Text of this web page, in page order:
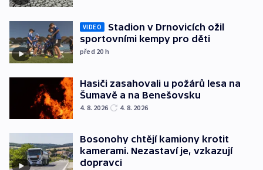
VIDEO
Stadion v Drnovicích ožil
sportovními kempy pro děti
před 20 h
Hasiči zasahovali u požárů lesa na
Šumavě a na Benešovsku
4. 8. 2026 4. 8. 2026
Bosonohy chtějí kamiony krotit
kamerami. Nezastaví je, vzkazují
dopravci